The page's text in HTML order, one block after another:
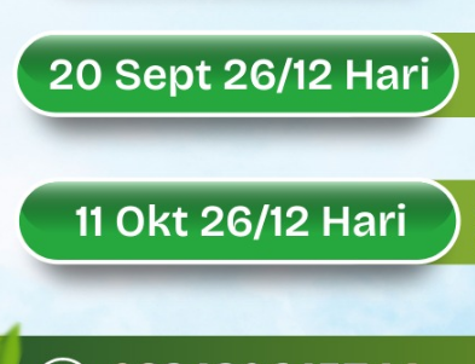
DANREM 032/WIRABRAJA RESMIKAN JEMBATAN BAILEY DI
Dialog Inspiratif di Agam, Legislator Nevi Zuairina
Danpusterad Resmi Tutup Program Bakti TNI AD
Rahmat Saleh Nilai Penataan BUMN Perlu, Asalkan